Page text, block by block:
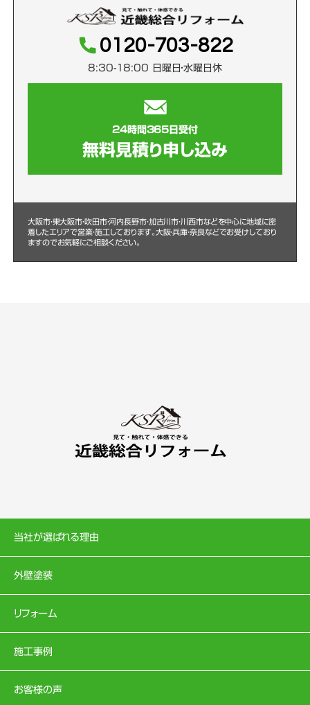
0120-703-822
8:30-18:00 日曜日・水曜日休
24時間365日受付
無料見積り申し込み
大阪市・東大阪市・吹田市・河内長野市・加古川市・川西市などを中心に地域に密
着したエリアで営業・施工しております。大阪・兵庫・奈良などでお受けしており
ますのでお気軽にご相談ください。
当社が選ばれる理由
外壁塗装
リフォーム
施工事例
お客様の声